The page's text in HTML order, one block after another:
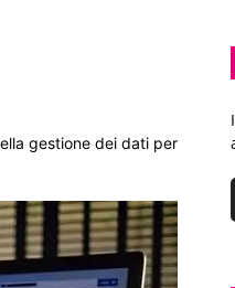
gestione dei dati per